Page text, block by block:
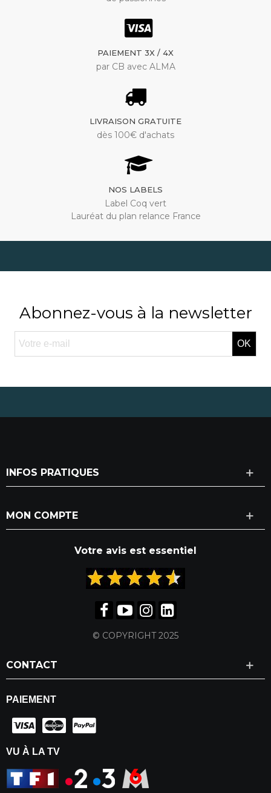
PAIEMENT 3X / 4X
par CB avec ALMA
LIVRAISON GRATUITE
dès 100€ d'achats
NOS LABELS
Label Coq vert
Lauréat du plan relance France
Abonnez-vous à la newsletter
OK
INFOS PRATIQUES
MON COMPTE
Votre avis est essentiel
© COPYRIGHT 2025
CONTACT
PAIEMENT
VU À LA TV